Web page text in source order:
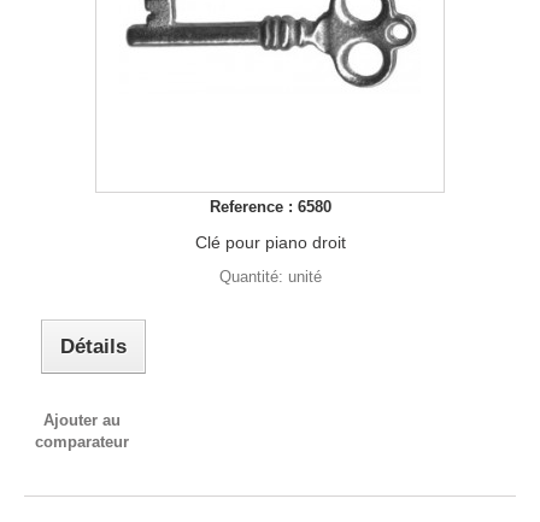
Reference : 6580
Clé pour piano droit
Quantité: unité
Détails
Ajouter au
comparateur